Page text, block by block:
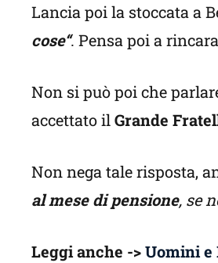
Lancia poi la stoccata a
cose“. Pensa poi a
Non si può poi che
accettato ilGrande
Non nega tale risposta,
al mese di pensione, se
Leggi anche ->Uomini e